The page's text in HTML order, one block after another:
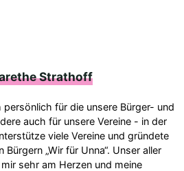
Strathoff
für die unsere Bürger- und
auch für unsere Vereine - in der
viele Vereine und gründete
„Wir für Unna“. Unser aller
sehr am Herzen und meine